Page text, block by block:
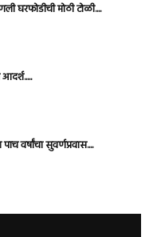
घरफोडीची मोठी टोळी....
वर्षांचा सुवर्णप्रवास....